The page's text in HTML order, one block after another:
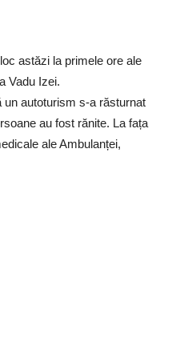
astăzi la primele ore ale
Vadu Izei.
un autoturism s-a răsturnat
au fost rănite. La fața
ale Ambulanței,